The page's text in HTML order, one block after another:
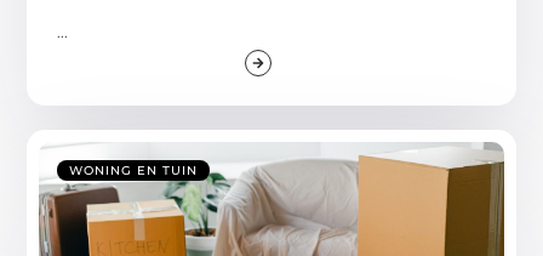
...
WONING EN TUIN